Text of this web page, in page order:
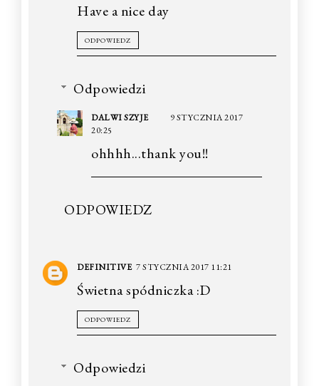
Have a nice day
ODPOWIEDZ
Odpowiedzi
DALWI SZYJE
9 STYCZNIA 2017
20:25
ohhhh...thank you!!
ODPOWIEDZ
DEFINITIVE 7 STYCZNIA 2017 11:21
Świetna spódniczka :D
ODPOWIEDZ
Odpowiedzi